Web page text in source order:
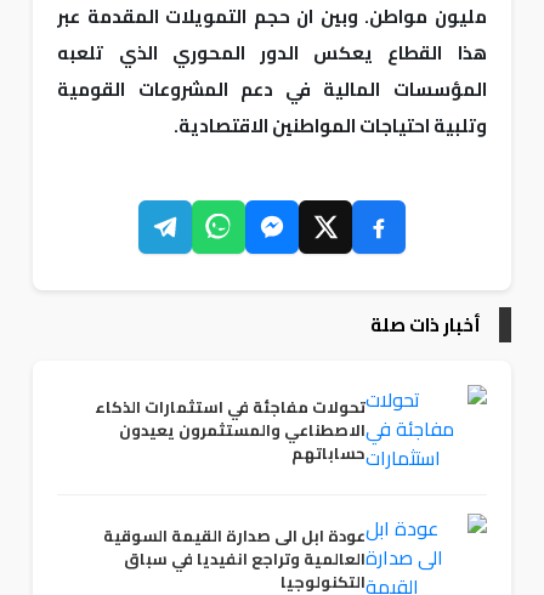
مليون مواطن. وبين ان حجم التمويلات المقدمة عبر
هذا القطاع يعكس الدور المحوري الذي تلعبه
المؤسسات المالية في دعم المشروعات القومية
وتلبية احتياجات المواطنين الاقتصادية.
أخبار ذات صلة
تحولات مفاجئة في استثمارات الذكاء
الاصطناعي والمستثمرون يعيدون
حساباتهم
عودة ابل الى صدارة القيمة السوقية
العالمية وتراجع انفيديا في سباق
التكنولوجيا